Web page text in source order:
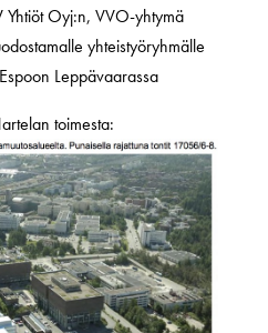
Oyj:n, VVO-yhtymä
yhteistyöryhmälle
Leppävaarassa
toimesta: